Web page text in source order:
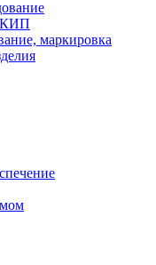
КИП
маркировка